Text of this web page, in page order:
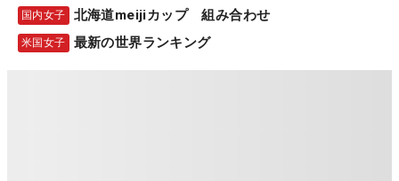
国内女子 北海道meijiカップ 組み合わせ
米国女子 最新の世界ランキング